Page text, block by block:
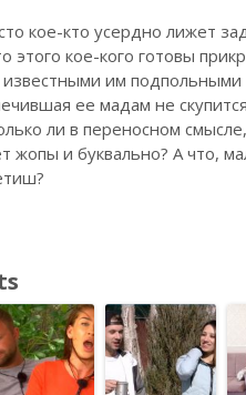
кое-кто усердно лижет
этого кое-кого готовы
им
ее мадам не
ли в переносном
жопы и буквально? А что,